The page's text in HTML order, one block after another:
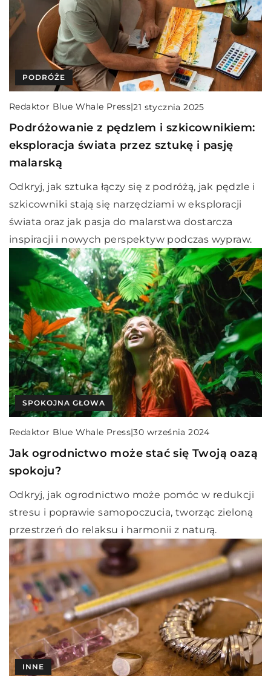
PODRÓŻE
Redaktor Blue Whale Press|21 stycznia 2025
Podróżowanie z pędzlem i szkicownikiem:
eksploracja świata przez sztukę i pasję
malarską
Odkryj, jak sztuka łączy się z podróżą, jak pędzle i
szkicowniki stają się narzędziami w eksploracji
świata oraz jak pasja do malarstwa dostarcza
inspiracji i nowych perspektyw podczas wypraw.
SPOKOJNA GŁOWA
Redaktor Blue Whale Press|30 września 2024
Jak ogrodnictwo może stać się Twoją oazą
spokoju?
Odkryj, jak ogrodnictwo może pomóc w redukcji
stresu i poprawie samopoczucia, tworząc zieloną
przestrzeń do relaksu i harmonii z naturą.
INNE